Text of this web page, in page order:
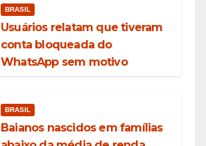
BRASIL
Usuários relatam que tiveram
conta bloqueada do
WhatsApp sem motivo
BRASIL
Baianos nascidos em famílias